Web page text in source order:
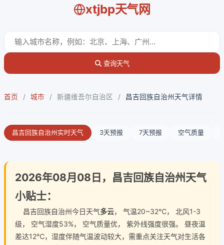
xtjbp天气网
查询天气
首页 / 城市 / 新疆维吾尔自治区 / 昌吉回族自治州天气详情
昌吉回族自治州实时天气 3天预报 7天预报 空气质量
2026年08月08日，昌吉回族自治州天气
小贴士：
昌吉回族自治州今日天气多云， 气温20~32℃， 北风1-3
级， 空气湿度53%， 空气质量优， 紫外线强度很强。 昼夜温
差达12℃，湿度伴随气温波动较大，需重点关注天气对生活各